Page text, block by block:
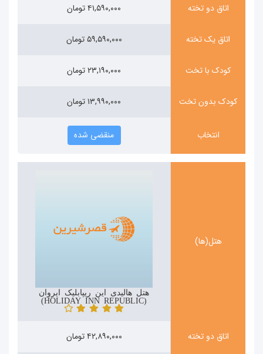
اتاق دو تخته ۴۱,۵۹۰,۰۰۰ تومان
اتاق یک تخته ۵۹,۵۹۰,۰۰۰ تومان
کودک با تخت ۲۳,۱۹۰,۰۰۰ تومان
کودک بدون تخت ۱۳,۹۹۰,۰۰۰ تومان
انتخاب منقضی شده
هتل(ها)
هتل هالیدی این ریپابلیک ایروان
(HOLIDAY INN REPUBLIC)
اتاق دو تخته ۴۲,۸۹۰,۰۰۰ تومان